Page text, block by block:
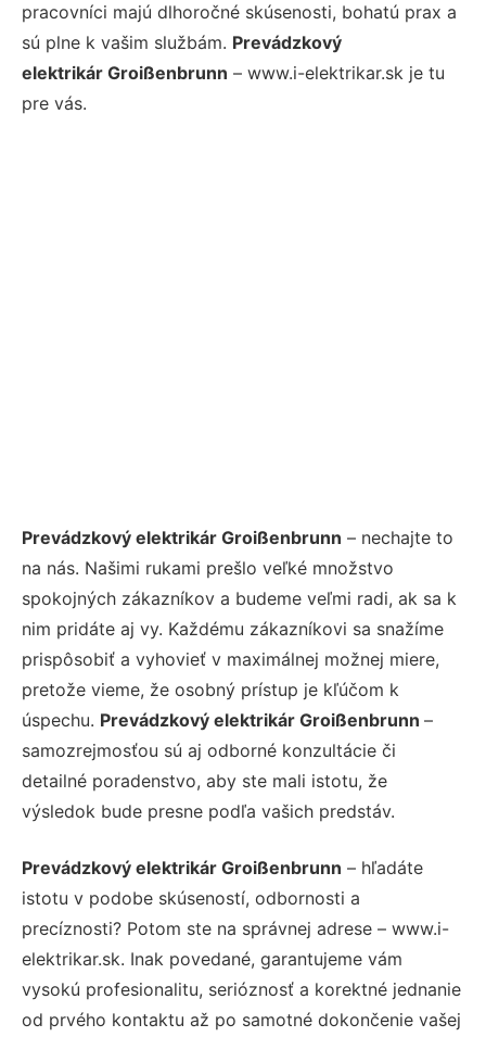
pracovníci majú dlhoročné skúsenosti, bohatú prax a
sú plne k vašim službám. Prevádzkový
elektrikár Groißenbrunn – www.i-elektrikar.sk je tu
pre vás.
Prevádzkový elektrikár Groißenbrunn – nechajte to
na nás. Našimi rukami prešlo veľké množstvo
spokojných zákazníkov a budeme veľmi radi, ak sa k
nim pridáte aj vy. Každému zákazníkovi sa snažíme
prispôsobiť a vyhovieť v maximálnej možnej miere,
pretože vieme, že osobný prístup je kľúčom k
úspechu. Prevádzkový elektrikár Groißenbrunn –
samozrejmosťou sú aj odborné konzultácie či
detailné poradenstvo, aby ste mali istotu, že
výsledok bude presne podľa vašich predstáv.
Prevádzkový elektrikár Groißenbrunn – hľadáte
istotu v podobe skúseností, odbornosti a
precíznosti? Potom ste na správnej adrese – www.i-
elektrikar.sk. Inak povedané, garantujeme vám
vysokú profesionalitu, serióznosť a korektné jednanie
od prvého kontaktu až po samotné dokončenie vašej